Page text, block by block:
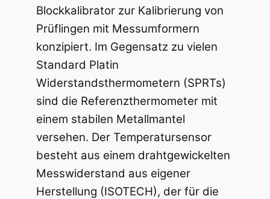
Blockkalibrator zur Kalibrierung von
Prüflingen mit Messumformern
konzipiert. Im Gegensatz zu vielen
Standard Platin
Widerstandsthermometern (SPRTs)
sind die Referenzthermometer mit
einem stabilen Metallmantel
versehen. Der Temperatursensor
besteht aus einem drahtgewickelten
Messwiderstand aus eigener
Herstellung (ISOTECH), der für die